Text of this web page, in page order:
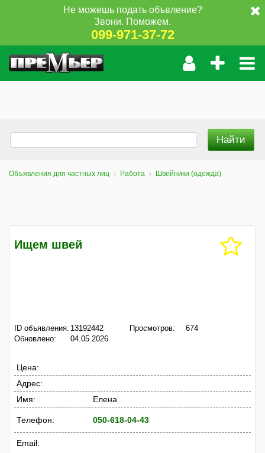
Не можешь подать объвление?
Звони. Поможем.
099-971-37-72
Объявления для частных лиц Работа Швейники (одежда)
Ищем швей
ID объявления: 13192442
Обновлено:
04.05.2026
Просмотров: 674
Цена:
Адрес:
Имя:
Елена
Телефон: 050-618-04-43
Email: